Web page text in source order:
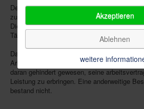
Der Mitarbeiter war für die Betreuung
zuständig und musste regelmäßig
Dienstwagen anfahren. Nach dem
Tätigkeit nicht mehr ausüben.
Das Gericht bestätigte die Kündigung als
Arbeitnehmer sei aufgrund des Verlusts der
daran gehindert gewesen, seine
Leistung zu erbringen. Eine anderweitige
bestand nicht.
Akzeptieren
Ablehnen
weitere